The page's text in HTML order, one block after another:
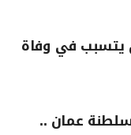
يتسبب في وفاة
عمان ..